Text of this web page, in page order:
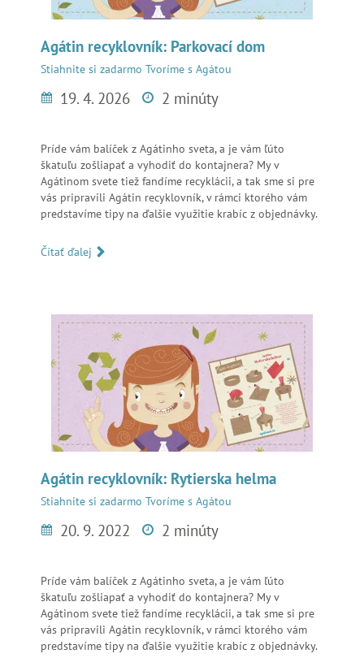
Agátin recyklovník: Parkovací dom
Stiahnite si zadarmo Tvoríme s Agátou
19. 4. 2026 2 minúty
Príde vám balíček z Agátinho sveta, a je vám ľúto
škatuľu zošliapať a vyhodiť do kontajnera? My v
Agátinom svete tiež fandíme recyklácii, a tak sme si pre
vás pripravili Agátin recyklovník, v rámci ktorého vám
predstavíme tipy na ďalšie využitie krabíc z objednávky.
Čítať ďalej
Agátin recyklovník: Rytierska helma
Stiahnite si zadarmo Tvoríme s Agátou
20. 9. 2022 2 minúty
Príde vám balíček z Agátinho sveta, a je vám ľúto
škatuľu zošliapať a vyhodiť do kontajnera? My v
Agátinom svete tiež fandíme recyklácii, a tak sme si pre
vás pripravili Agátin recyklovník, v rámci ktorého vám
predstavíme tipy na ďalšie využitie krabíc z objednávky.